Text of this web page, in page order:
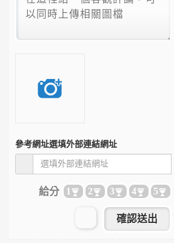
參考網址選填外部連結網址
給分 1 2 3 4 5